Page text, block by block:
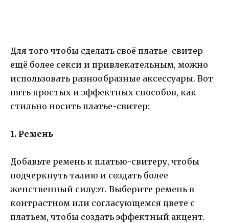
Для того чтобы сделать своё платье-свитер
ещё более секси и привлекательным, можно
использовать разнообразные аксессуары. Вот
пять простых и эффектных способов, как
стильно носить платье-свитер:
1. Ремень
Добавьте ремень к платью-свитеру, чтобы
подчеркнуть талию и создать более
женственный силуэт. Выберите ремень в
контрастном или согласующемся цвете с
платьем, чтобы создать эффектный акцент.